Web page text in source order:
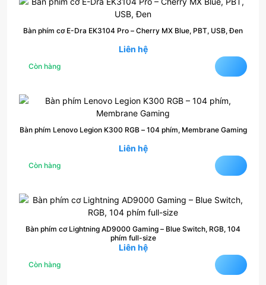
Bàn phím cơ E-Dra EK3104 Pro – Cherry MX Blue, PBT, USB, Đen
Liên hệ
Còn hàng
Bàn phím Lenovo Legion K300 RGB – 104 phím, Membrane Gaming
Liên hệ
Còn hàng
Bàn phím cơ Lightning AD9000 Gaming – Blue Switch, RGB, 104
phím full-size
Liên hệ
Còn hàng